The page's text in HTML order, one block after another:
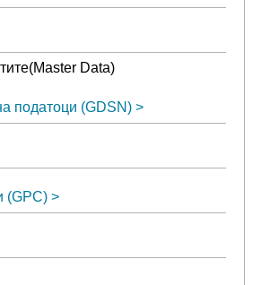
Data)
податоци (GDSN)
(GPC)